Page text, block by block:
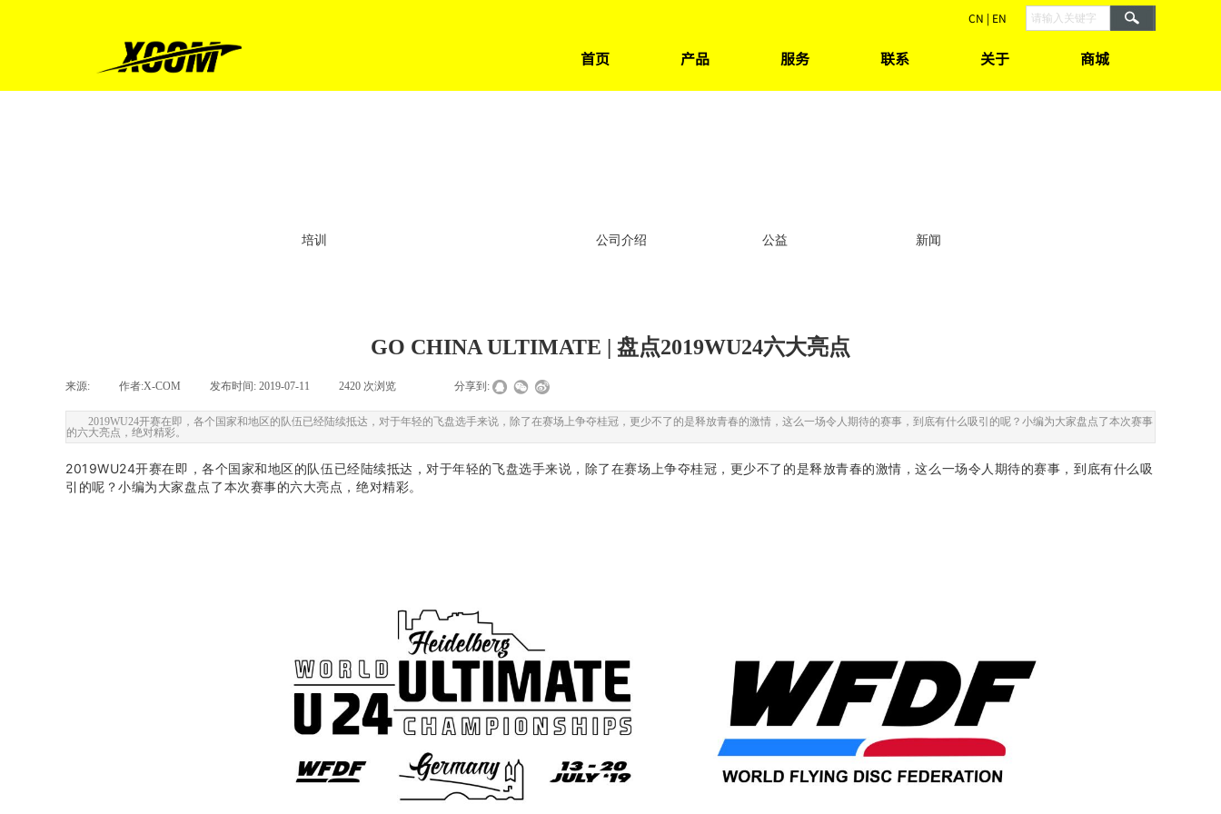
首页 产品 服务 联系 关于 商城
CN | EN
培训 公司介绍 公益 新闻
GO CHINA ULTIMATE | 盘点2019WU24六大亮点
来源: 作者:X-COM 发布时间: 2019-07-11 2420 次浏览 分享到:
2019WU24开赛在即，各个国家和地区的队伍已经陆续抵达，对于年轻的飞盘选手来说，除了在赛场上争夺桂冠，更少不了的是释放青春的激情，这么一场令人期待的赛事，到底有什么吸引的呢？小编为大家盘点了本次赛事
的六大亮点，绝对精彩。
2019WU24开赛在即，各个国家和地区的队伍已经陆续抵达，对于年轻的飞盘选手来说，除了在赛场上争夺桂冠，更少不了的是释放青春的激情，这么一场令人期待的赛事，到底有什么吸
引的呢？小编为大家盘点了本次赛事的六大亮点，绝对精彩。